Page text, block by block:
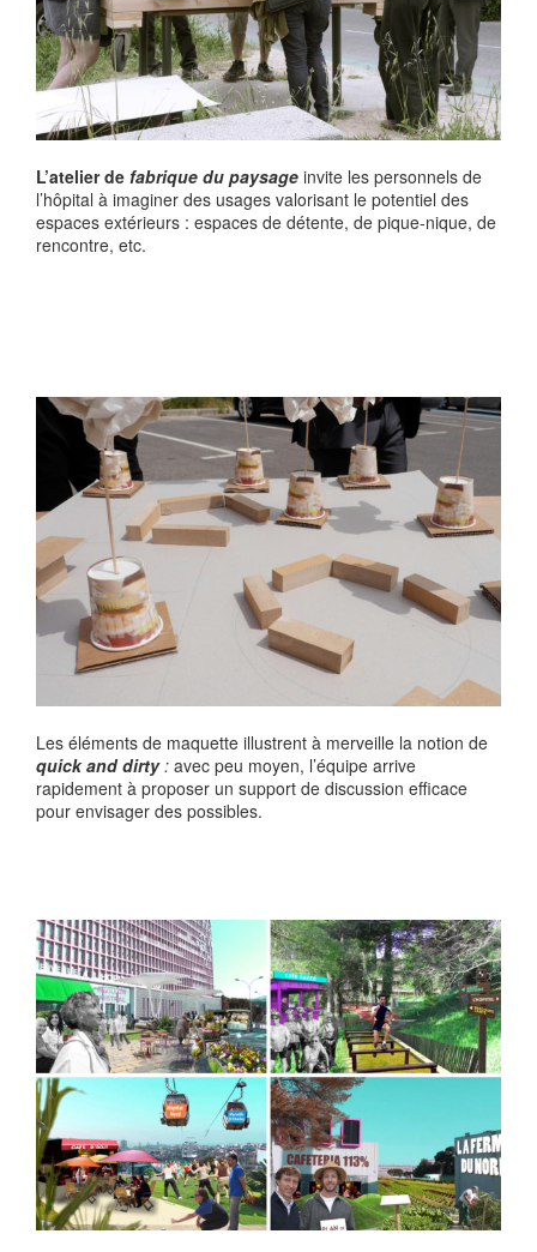
L’atelier de fabrique du paysage invite les personnels de
l’hôpital à imaginer des usages valorisant le potentiel des
espaces extérieurs : espaces de détente, de pique-nique, de
rencontre, etc.
Les éléments de maquette illustrent à merveille la notion de
quick and dirty: avec peu moyen, l’équipe arrive
rapidement à proposer un support de discussion efficace
pour envisager des possibles.